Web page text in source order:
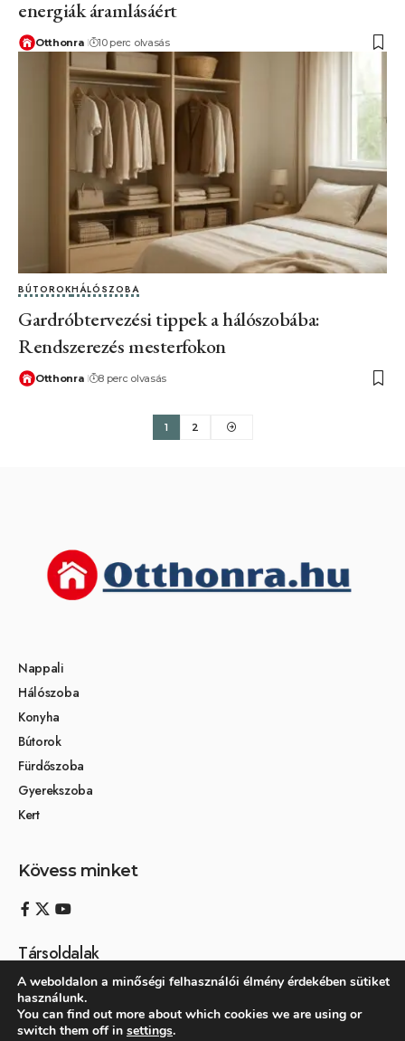
energiák áramlásáért
Otthonra 10 perc olvasás
BÚTOROKHÁLÓSZOBA
Gardróbtervezési tippek a hálószobába:
Rendszerezés mesterfokon
Otthonra 8 perc olvasás
1 2
Nappali
Hálószoba
Konyha
Bútorok
Fürdőszoba
Gyerekszoba
Kert
Kövess minket
Társoldalak
Otthon és dekoráció
Kertikék kertmagazin
A weboldalon a minőségi felhasználói élmény érdekében sütiket
használunk.
You can find out more about which cookies we are using or
switch them off in settings.